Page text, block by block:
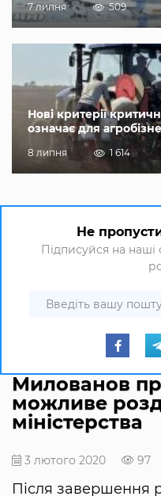
7 липня 509
Нові критерії
означає для
8 липня 1 614
Не
Підписуйся на наші
Милованов
можливе
міністерства
3 лютого 2020 97
Після завершення